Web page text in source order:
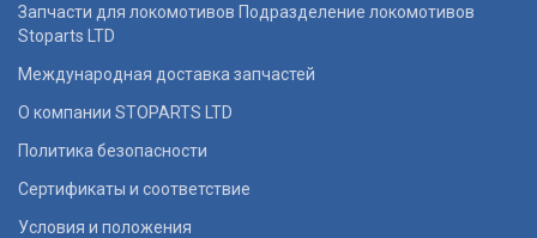
Запчасти для локомотивов Подразделение локомотивов
Stoparts LTD
Международная доставка запчастей
О компании STOPARTS LTD
Политика безопасности
Сертификаты и соответствие
Условия и положения